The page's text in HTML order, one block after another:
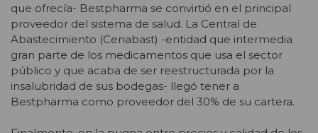
que ofrecía- Bestpharma se convirtió en el principal
proveedor del sistema de salud. La Central de
Abastecimiento (Cenabast) -entidad que intermedia
gran parte de los medicamentos que usa el sector
público y que acaba de ser reestructurada por la
insalubridad de sus bodegas- llegó tener a
Bestpharma como proveedor del 30% de su cartera.